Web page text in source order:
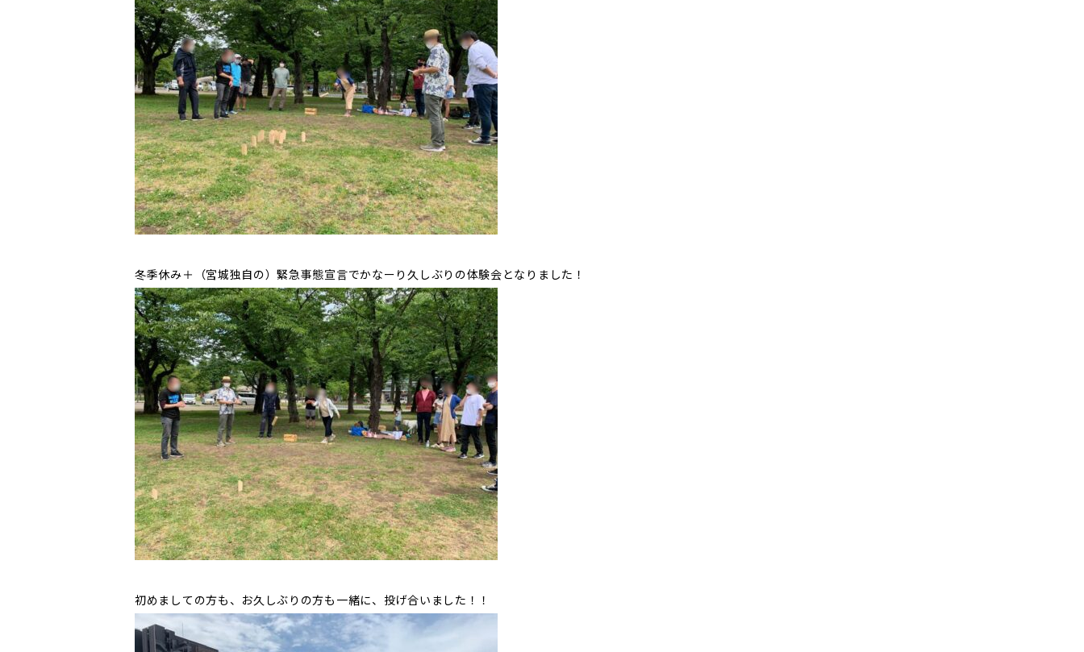
冬季休み＋（宮城独自の）緊急事態宣言でかなーり久しぶりの体験会となりました！
初めましての方も、お久しぶりの方も一緒に、投げ合いました！！